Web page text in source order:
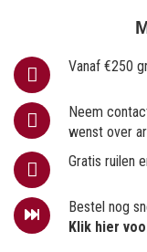
Vanaf €250
Neem
wenst over
Gratis ruilen
Bestel nog
Klik hier